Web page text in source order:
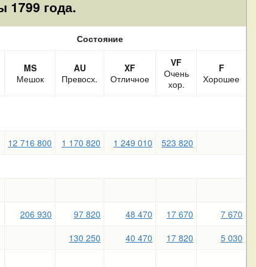
1799 года.
Состояние
MS
Мешок
AU
Превосх.
XF
Отличное
VF
Очень
хор.
F
Хорошее
12 716 800 1 170 820 1 249 010
523 820
206 930 97 820 48 470 17 670
7 670
130 250 40 470 17 820
5 030